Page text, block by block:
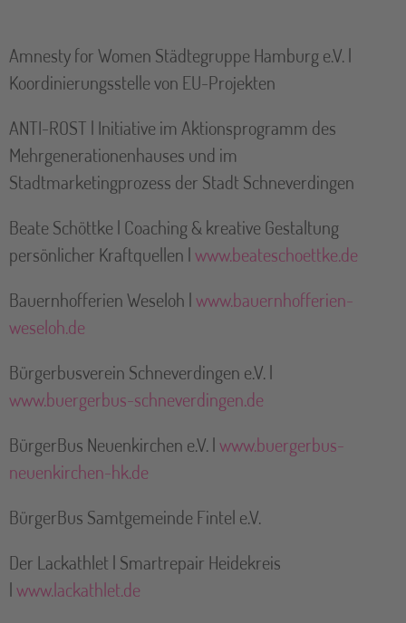
Amnesty for Women Städtegruppe Hamburg e.V. |
Koordinierungsstelle von EU-Projekten
ANTI-ROST | Initiative im Aktionsprogramm des
Mehrgenerationenhauses und im
Stadtmarketingprozess der Stadt Schneverdingen
Beate Schöttke | Coaching & kreative Gestaltung
persönlicher Kraftquellen |www.beateschoettke.de
Bauernhofferien Weseloh |www.bauernhofferien-
weseloh.de
Bürgerbusverein Schneverdingen e.V. |
www.buergerbus-schneverdingen.de
BürgerBus Neuenkirchen e.V. |www.buergerbus-
neuenkirchen-hk.de
BürgerBus Samtgemeinde Fintel e.V.
Der Lackathlet | Smartrepair Heidekreis
|www.lackathlet.de